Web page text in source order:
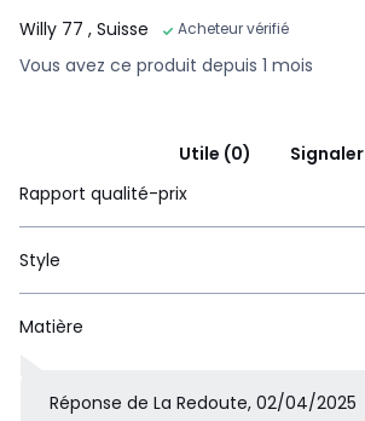
Willy 77 , Suisse Acheteur vérifié
Vous avez ce produit depuis 1 mois
Utile (0)
Signaler
Rapport qualité-prix
Style
Matière
Réponse de La Redoute, 02/04/2025